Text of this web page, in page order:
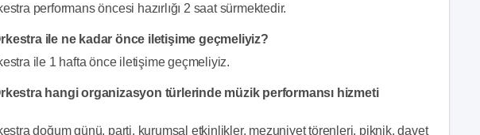
performans öncesi hazırlığı 2 saat sürmektedir.
ile ne kadar önce iletişime geçmeliyiz?
ile 1 hafta önce iletişime geçmeliyiz.
hangi organizasyon türlerinde müzik performansı hizmeti
doğum günü, parti, kurumsal etkinlikler, mezuniyet törenleri, piknik, davet